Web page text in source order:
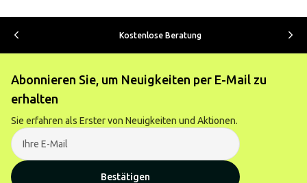
Kostenlose Beratung
Abonnieren Sie, um Neuigkeiten per E-Mail zu
erhalten
Sie erfahren als Erster von Neuigkeiten und Aktionen.
Bestätigen